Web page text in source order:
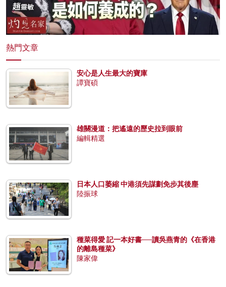
熱門文章
安心是人生最大的寶庫
譚寶碩
雄關漫道：把遙遠的歷史拉到眼前
編輯精選
日本人口萎縮 中港須先謀劃免步其後塵
陸振球
種菜得愛 記一本好書──讀吳燕青的《在香港
的離島種菜》
陳家偉